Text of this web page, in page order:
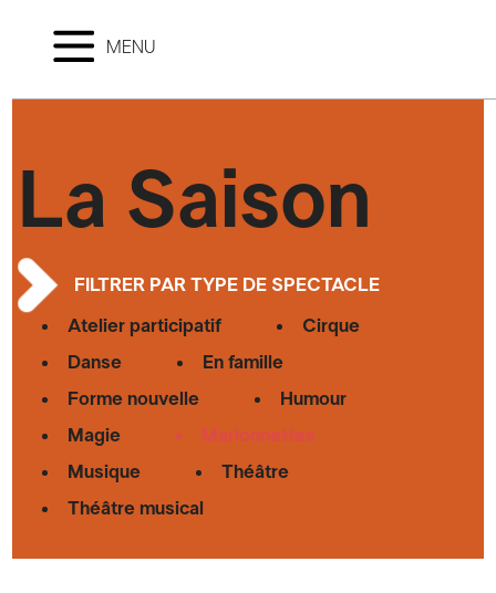
MENU
La Saison
FILTRER PAR TYPE DE SPECTACLE
Atelier participatif
Cirque
Danse
En famille
Forme nouvelle
Humour
Magie
Marionnettes
Musique
Théâtre
Théâtre musical